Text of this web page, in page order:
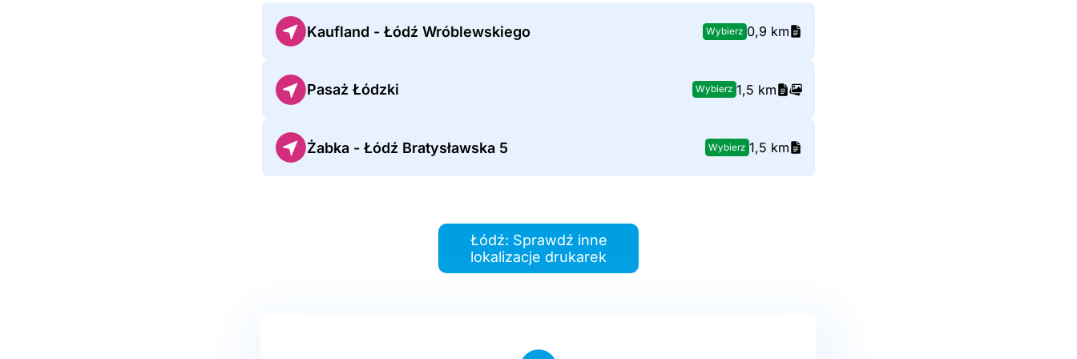
Kaufland - Łódź Wróblewskiego Wybierz 0,9 km
Pasaż Łódzki Wybierz 1,5 km
Żabka - Łódź Bratysławska 5 Wybierz 1,5 km
Łódź: Sprawdź inne
lokalizacje drukarek